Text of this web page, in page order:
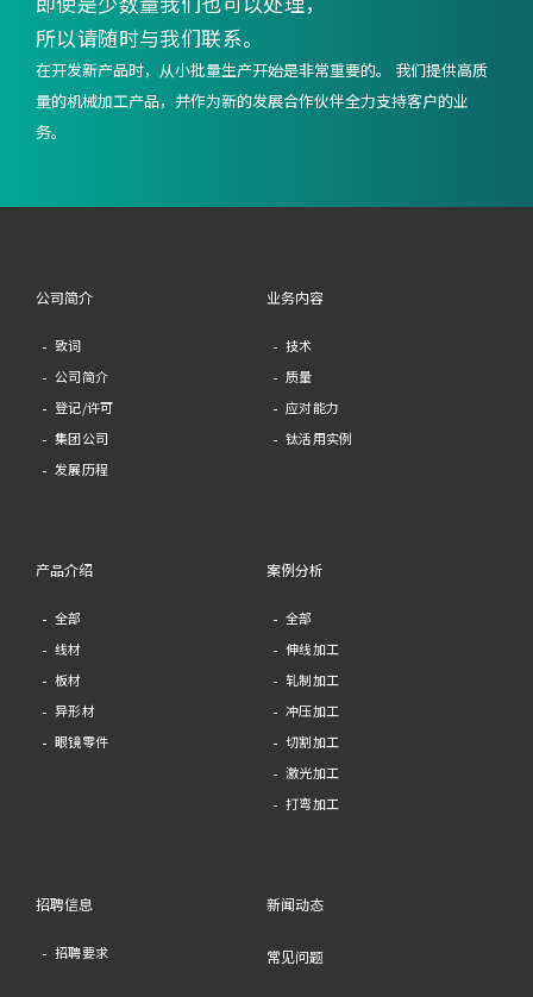
所以请随时与我们联系。
在开发新产品时，从小批量生产开始是非常重要的。 我们提供高质
量的机械加工产品，并作为新的发展合作伙伴全力支持客户的业
务。
公司简介
致词
公司简介
登记/许可
集团公司
发展历程
业务内容
技术
质量
应对能力
钛活用实例
产品介绍
全部
线材
板材
异形材
眼镜零件
案例分析
全部
伸线加工
轧制加工
冲压加工
切割加工
激光加工
打弯加工
招聘信息
招聘要求
新闻动态
常见问题